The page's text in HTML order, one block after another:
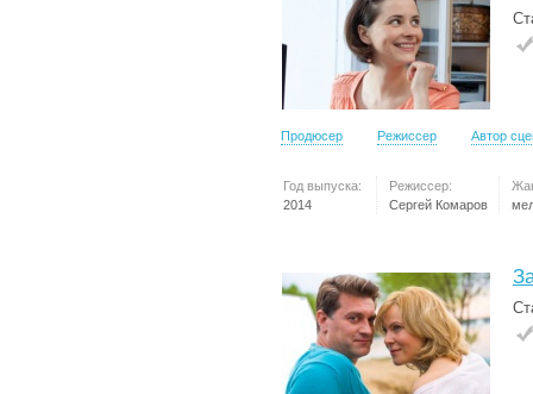
Продюсер Режиссер Автор
Год выпуска:
2014
Режиссер:
Сергей Комаров